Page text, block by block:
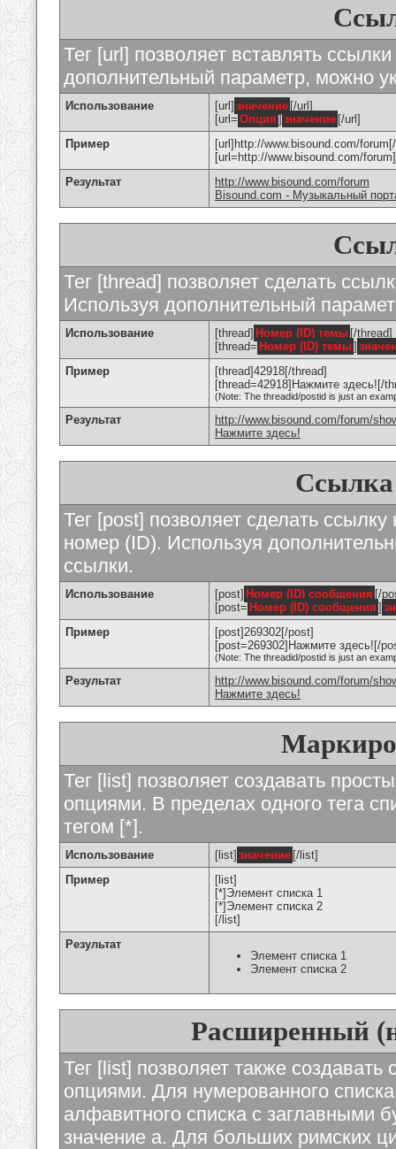
Тег [url] позволяет вставлять
дополнительный параметр, можно
Использование [url] значение [/url]
[url= Опция ] значение [/url]
Пример
[url]http://www.bisound.com/
[url=http://www.bisound.com/
Результат
http://www.bisound.com/forum
Bisound.com - Музыкальный
Тег [thread] позволяет сделать
Используя дополнительный
Использование [thread] Номер (ID) темы [/thread]
[thread= Номер (ID) темы]
Пример
[thread]42918[/thread]
[thread=42918]Нажмите здесь![/
(Note: The threadid/postid is just an
Результат
http://www.bisound.com/forum/
Нажмите здесь!
Ссылка
Тег [post] позволяет сделать
номер (ID). Используя
ссылки.
Использование [post] Номер (ID) сообщения [/
[post= Номер (ID) сообщения ]
Пример
[post]269302[/post]
[post=269302]Нажмите здесь![/
(Note: The threadid/postid is just an
Результат
http://www.bisound.com/forum/
Нажмите здесь!
Тег [list] позволяет создавать
опциями. В пределах одного тега
тегом [*].
Использование [list] значение [/list]
Пример
[list]
[*]Элемент списка 1
[*]Элемент списка 2
[/list]
Результат
Элемент списка 1
Элемент списка 2
Расширенный
Тег [list] позволяет также
опциями. Для нумерованного
алфавитного списка с заглавными
значение а. Для больших римских